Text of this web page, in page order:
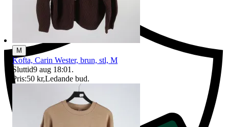
M
Kofta, Carin Wester, brun, stl, M
Sluttid9 aug 18:01 .
Pris:50 kr,Ledande bud.